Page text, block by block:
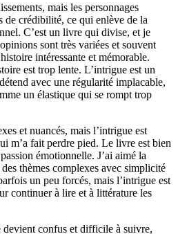
mais les personnages
de crédibilité, ce qui enlève de la
C’est un livre qui divise, et je
sont très variées et souvent
intéressante et mémorable.
est trop lente. L’intrigue est un
avec une régularité implacable,
un élastique qui se rompt trop
et nuancés, mais l’intrigue est
m’a fait perdre pied. Le livre est bien
émotionnelle. J’ai aimé la
thèmes complexes avec simplicité
un peu forcés, mais l’intrigue est
continuer à lire et à littérature les
confus et difficile à suivre,